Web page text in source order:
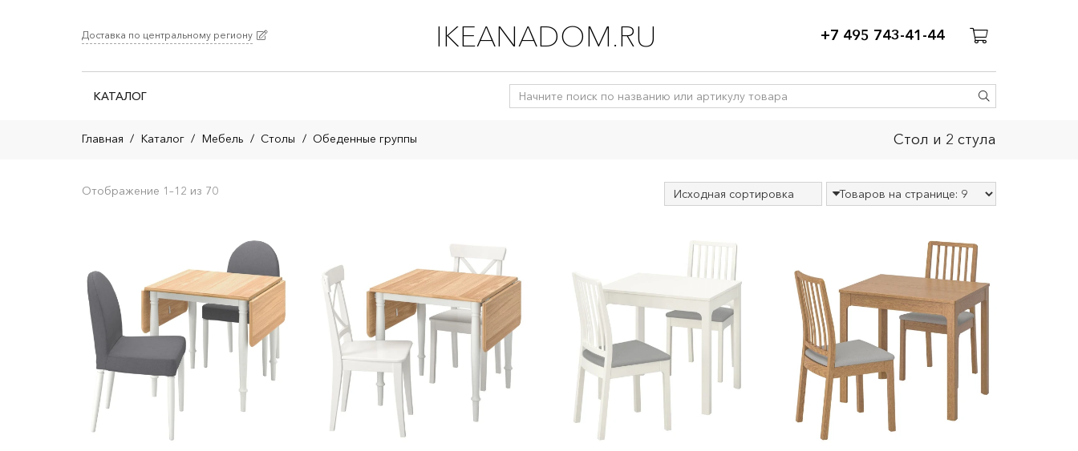
Доставка по центральному региону IKEANADOM.RU +7 495 743-41-44
КАТАЛОГ
Главная / Каталог / Мебель / Столы / Обеденные группы Стол и 2 стула
Отображение 1–12 из 70